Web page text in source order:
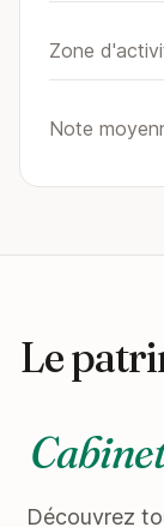
Zone
Note
Le
Découvrez